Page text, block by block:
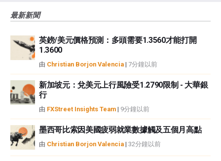
觀點，並不代表FXStreet或其廣告商的官方政策或立場。作者不對本頁連結的
如果文章正文中沒有明確提到，在撰寫本文時，作者在本文中提到的任何股票
中都沒有頭寸，也沒有與文中提到的任何公司有業務關係。除了FXStreet，作
者沒有收到撰寫這篇文章的報酬。
性不作任何陳述。FXStreet和作者將不承擔任何錯誤，遺漏或任何損失，傷害
或損害由此資訊及其顯示或使用引起的。錯誤和遺漏除外。本文作者和
FXStreet並非註冊投資顧問，本文內容無意提供任何投資建議。
最新新聞
英鎊/美元價格預測：多頭需要1.3560才能打開
1.3600
由 Christian Borjon Valencia | 7分鐘以前
新加坡元：兌美元上行風險受1.2790限制 - 大華銀
行
由 FXStreet Insights Team | 9分鐘以前
墨西哥比索因美國疲弱就業數據觸及五個月高點
由 Christian Borjon Valencia | 32分鐘以前